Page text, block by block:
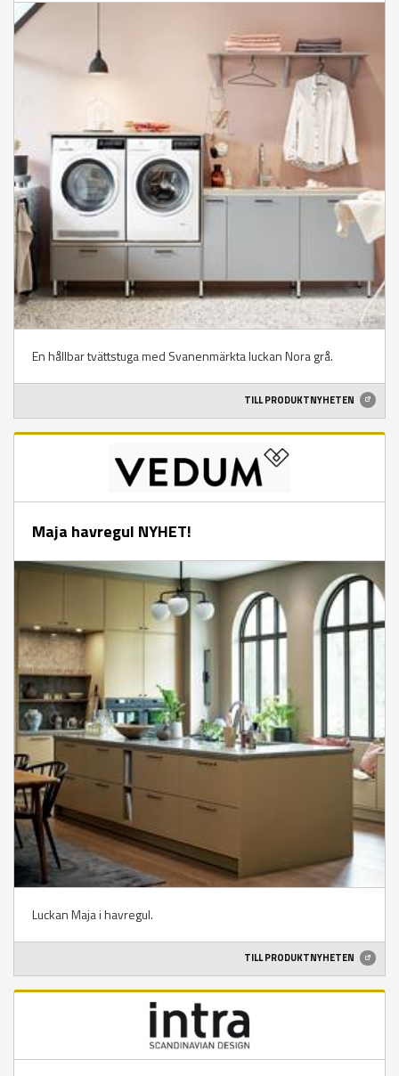
En hållbar tvättstuga med Svanenmärkta luckan Nora grå.
TILL PRODUKTNYHETEN
Maja havregul NYHET!
Luckan Maja i havregul.
TILL PRODUKTNYHETEN